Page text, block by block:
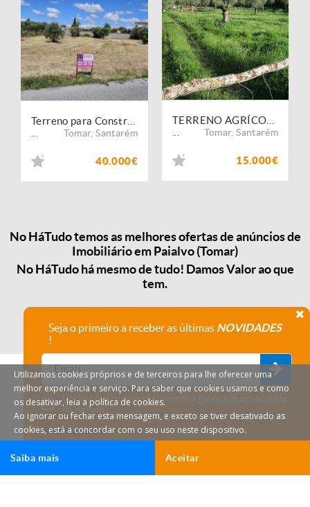
Tomar,Santarém
40.000€
Tomar,Santarém
15.000€
No HáTudo temos as melhores ofertas de anúncios de
Imobiliário em Paialvo (Tomar)
No HáTudo há mesmo de tudo! Damos Valor ao que
tem.
Seja o primeiro a receber as últimas NOVIDADES
!
Declaro que compreendi e aceito a Política de privacidade
do HáTudo.
Anular subscrição
Utilizamos cookies próprios e de terceiros para lhe oferecer uma
melhor experiência e serviço. Para saber que cookies usamos e como
os desativar, leia a política de cookies.
Ao ignorar ou fechar esta mensagem, e exceto se tiver desativado as
cookies, está a concordar com o seu uso neste dispositivo.
Aceitar
Saiba mais